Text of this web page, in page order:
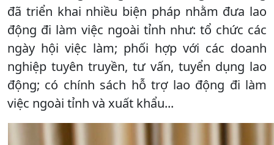
đã triển khai nhiều biện pháp nhằm đưa lao
động đi làm việc ngoài tỉnh như: tổ chức các
ngày hội việc làm; phối hợp với các doanh
nghiệp tuyên truyền, tư vấn, tuyển dụng lao
động; có chính sách hỗ trợ lao động đi làm
việc ngoài tỉnh và xuất khẩu...